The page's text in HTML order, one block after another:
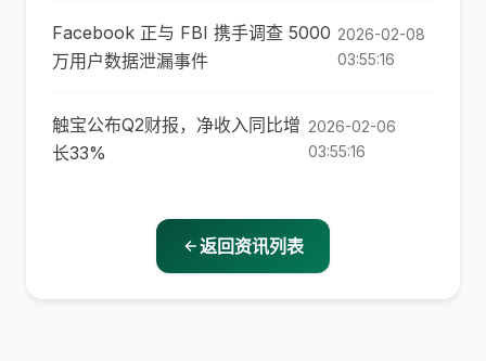
Facebook 正与 FBI 携手调查 5000
万用户数据泄漏事件
2026-02-08
03:55:16
触宝公布Q2财报，净收入同比增
长33%
2026-02-06
03:55:16
返回资讯列表